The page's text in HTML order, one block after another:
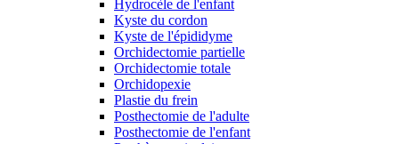
Hydrocèle de l'enfant
Kyste du cordon
Kyste de l'épididyme
Orchidectomie partielle
Orchidectomie totale
Orchidopexie
Plastie du frein
Posthectomie de l'adulte
Posthectomie de l'enfant